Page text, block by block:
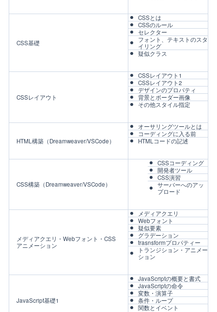
CSS基礎
CSSとは
CSSのルール
セレクター
フォント、テキストのスタ
イリング
疑似クラス
CSSレイアウト
CSSレイアウト1
CSSレイアウト2
デザインのプロパティ
背景とボーダー画像
その他スタイル指定
HTML構築（Dreamweaver/VSCode）
オーサリングツールとは
コーディングに入る前
HTMLコードの記述
CSS構築（Dreamweaver/VSCode）
CSSコーディング
開発者ツール
CSS演習
サーバーへのアッ
プロード
メディアクエリ・Webフォント・CSS
アニメーション
メディアクエリ
Webフォント
疑似要素
グラデーション
trasnsformプロパティー
トランジション・アニメー
ション
JavaScript基礎1
JavaScriptの概要と書式
JavaScriptの命令
変数・演算子
条件・ループ
関数とイベント